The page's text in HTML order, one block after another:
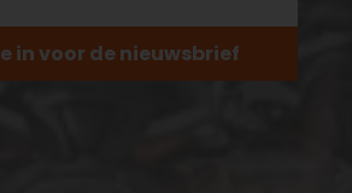
in voor de nieuwsbrief